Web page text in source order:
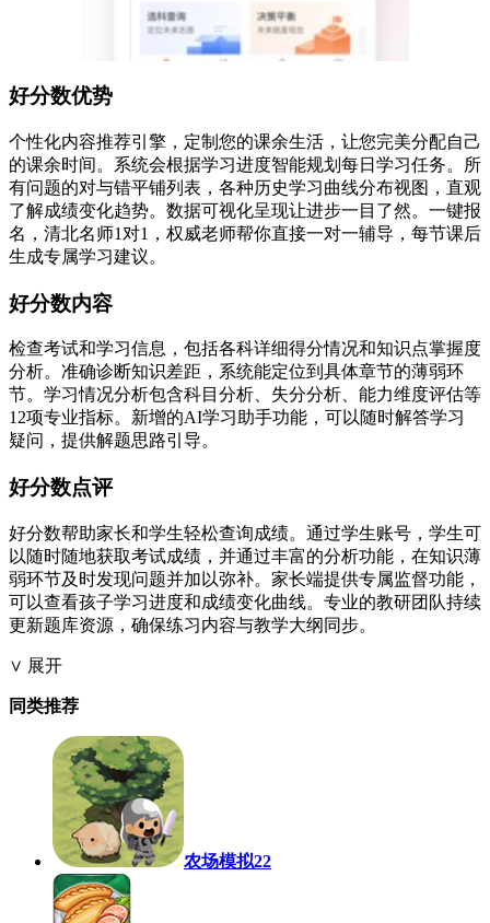
好分数优势
个性化内容推荐引擎，定制您的课余生活，让您完美分配自己
的课余时间。系统会根据学习进度智能规划每日学习任务。所
有问题的对与错平铺列表，各种历史学习曲线分布视图，直观
了解成绩变化趋势。数据可视化呈现让进步一目了然。一键报
名，清北名师1对1，权威老师帮你直接一对一辅导，每节课后
生成专属学习建议。
好分数内容
检查考试和学习信息，包括各科详细得分情况和知识点掌握度
分析。准确诊断知识差距，系统能定位到具体章节的薄弱环
节。学习情况分析包含科目分析、失分分析、能力维度评估等
12项专业指标。新增的AI学习助手功能，可以随时解答学习
疑问，提供解题思路引导。
好分数点评
好分数帮助家长和学生轻松查询成绩。通过学生账号，学生可
以随时随地获取考试成绩，并通过丰富的分析功能，在知识薄
弱环节及时发现问题并加以弥补。家长端提供专属监督功能，
可以查看孩子学习进度和成绩变化曲线。专业的教研团队持续
更新题库资源，确保练习内容与教学大纲同步。
∨ 展开
同类推荐
农场模拟22